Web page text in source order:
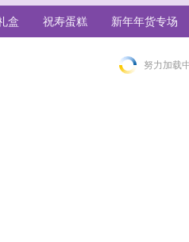
盒 祝寿蛋糕 新年年货专场
努力加载